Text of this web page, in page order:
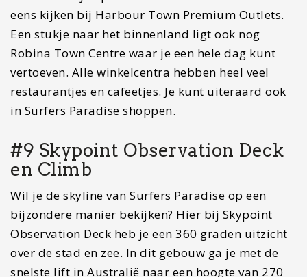
Holiday Park . Het park heeft werkelijk alles
voor een familie. Er is een heerlijk zwembad
voor jong en oud met glijbanen. Ook kun je
er racen, kajakken en nog veel meer. Geniet
van een van de leuke huisjes waar je in
slaapt.